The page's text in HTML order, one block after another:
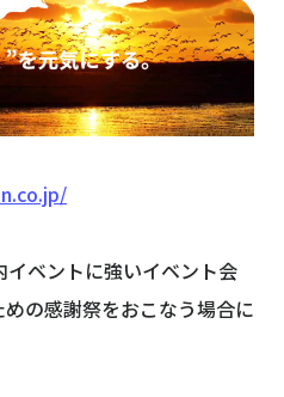
ベントに強いイベント会
の感謝祭をおこなう場合に